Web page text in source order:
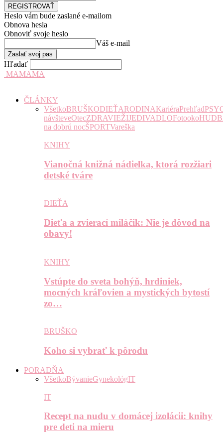
Heslo vám bude zaslané e-mailom
Obnova hesla
Obnoviť svoje heslo
Váš e-mail
Hľadať
MAMAMA
ČLÁNKY
VšetkoBRUŠKODIEŤARODINAKariéraPrehľad
návšteveOtecZDRAVIEŽIJEDIVADLOFotooko
na dobrú nocŠPORTVareška
KNIHY
Vianočná knižná nádielka, ktorá rozžiari
detské tváre
DIEŤA
Dieťa a zvierací miláčik: Nie je dôvod na
obavy!
KNIHY
Vstúpte do sveta bohýň, hrdiniek,
mocných kráľovien a mystických bytostí
zo…
BRUŠKO
Koho si vybrať k pôrodu
PORADŇA
VšetkoBývanieGynekológIT
IT
Recept na nudu v domácej izolácii: knihy
pre deti na mieru